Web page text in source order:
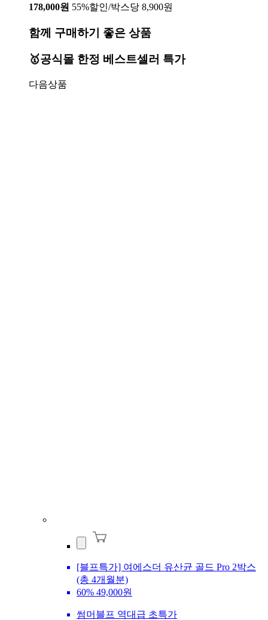
178,000원 55%할인/박스당 8,900원
함께 구매하기 좋은 상품
🥇공식몰 한정 베스트셀러 특가
다음상품
[블프특가] 여에스더 유산균 골드 Pro 2박스
(총 4개월분)
60% 49,000원
썸머블프 역대급 초특가